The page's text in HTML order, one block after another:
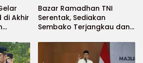
di Akhir
Bazar Ramadhan TNI
Serentak, Sediakan
Sembako Terjangkau dan